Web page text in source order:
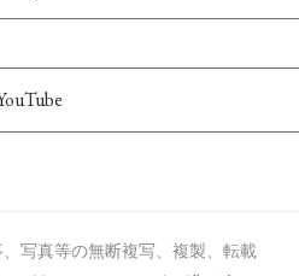
写真等の無断複写、複製、転載